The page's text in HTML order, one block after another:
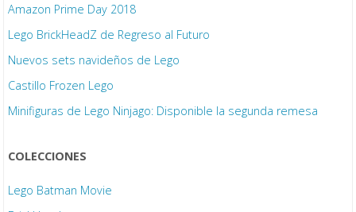
Amazon Prime Day 2018
Lego BrickHeadZ de Regreso al Futuro
Nuevos sets navideños de Lego
Castillo Frozen Lego
Minifiguras de Lego Ninjago: Disponible la segunda remesa
COLECCIONES
Lego Batman Movie